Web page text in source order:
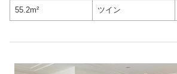
55.2m² ツイン